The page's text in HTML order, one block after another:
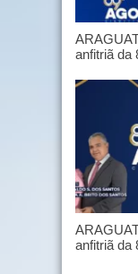
anfitriã da
anfitriã da